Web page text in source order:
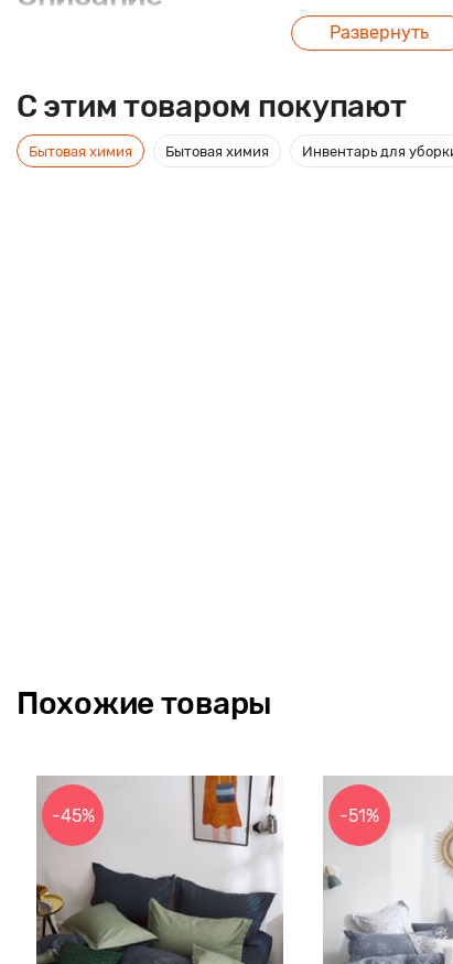
Постельное белье из сатина, 100% хлопок с
Развернуть
C этим товаром покупают
Бытовая химия Бытовая химия Инвентарь для
Похожие товары
-45% -51%